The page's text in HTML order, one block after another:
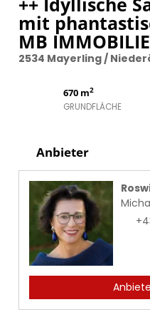
mit
MB
2534 Mayerling /
670 m2
GRUNDFLÄCHE
Anbieter